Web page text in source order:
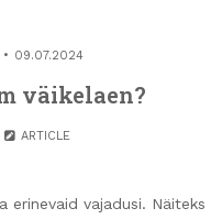
09.07.2024
väikelaen?
ARTICLE
erinevaid vajadusi. Näiteks